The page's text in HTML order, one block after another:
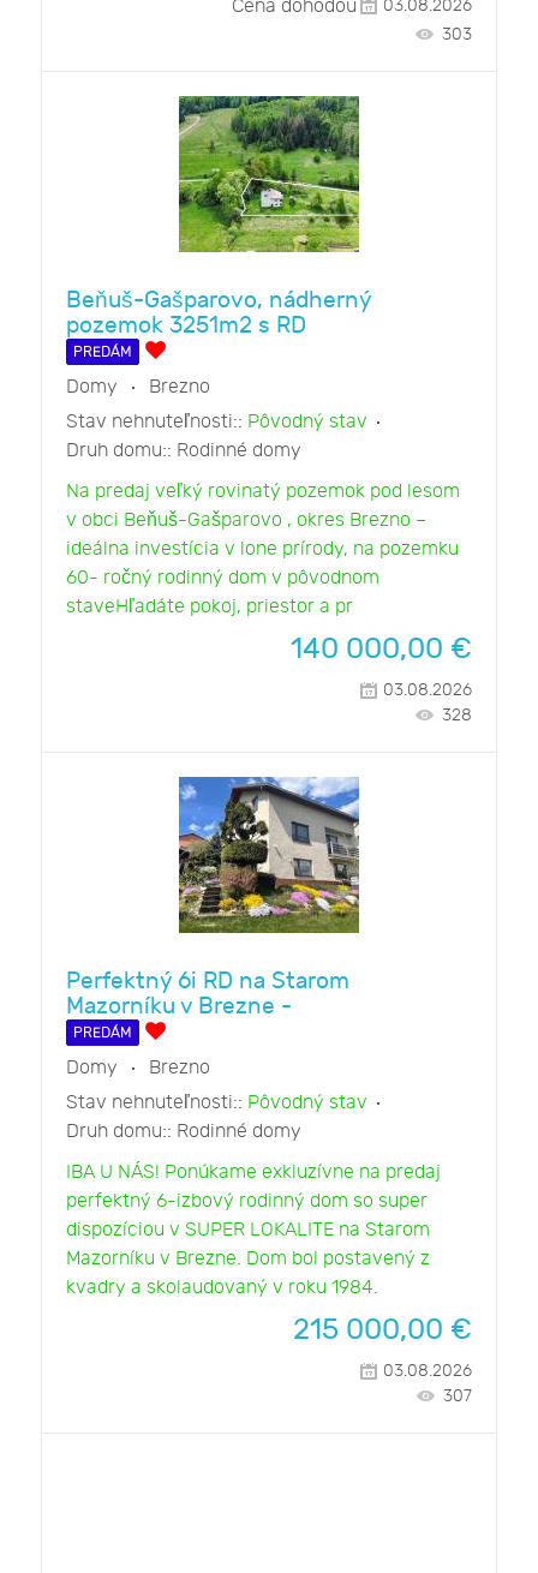
Cena dohodou
03.08.2026
303
Beňuš-Gašparovo, nádherný
pozemok 3251m2 s RD
PREDÁM
Domy
Brezno
Stav nehnuteľnosti:: Pôvodný stav
Druh domu:: Rodinné domy
Na predaj veľký rovinatý pozemok pod lesom
v obci Beňuš-Gašparovo , okres Brezno –
ideálna investícia v lone prírody, na pozemku
60- ročný rodinný dom v pôvodnom
staveHľadáte pokoj, priestor a pr
140 000,00 €
03.08.2026
328
Perfektný 6i RD na Starom
Mazorníku v Brezne -
PREDÁM
Domy
Brezno
Stav nehnuteľnosti:: Pôvodný stav
Druh domu:: Rodinné domy
IBA U NÁS! Ponúkame exkluzívne na predaj
perfektný 6-izbový rodinný dom so super
dispozíciou v SUPER LOKALITE na Starom
Mazorníku v Brezne. Dom bol postavený z
kvadry a skolaudovaný v roku 1984.
215 000,00 €
03.08.2026
307